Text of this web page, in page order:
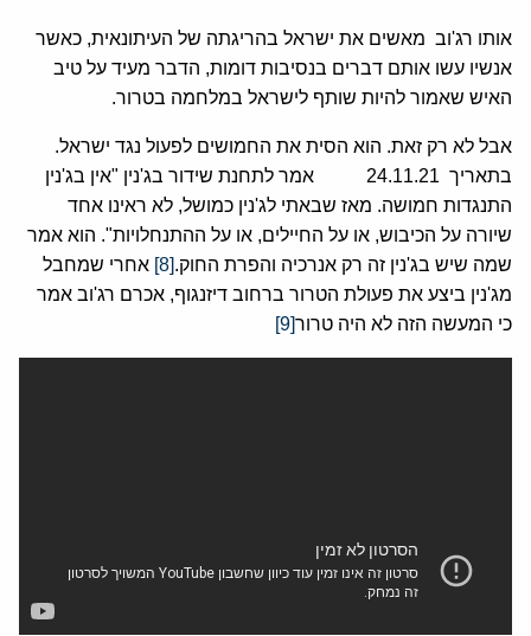
אותו רג'וב מאשים את ישראל בהריגתה של העיתונאית, כאשר
אנשיו עשו אותם דברים בנסיבות דומות, הדבר מעיד על טיב
האיש שאמור להיות שותף לישראל במלחמה בטרור.
אבל לא רק זאת. הוא הסית את החמושים לפעול נגד ישראל.
בתאריך 24.11.21 אמר לתחנת שידור בג'נין "אין בג'נין
התנגדות חמושה. מאז שבאתי לג'נין כמושל, לא ראינו אחד
שיורה על הכיבוש, או על החיילים, או על ההתנחלויות". הוא אמר
שמה שיש בג'נין זה רק אנרכיה והפרת החוק.[8]
אחרי שמחבל
מג'נין ביצע את פעולת הטרור ברחוב דיזנגוף, אכרם רג'וב אמר
כי המעשה הזה לא היה טרור[9]